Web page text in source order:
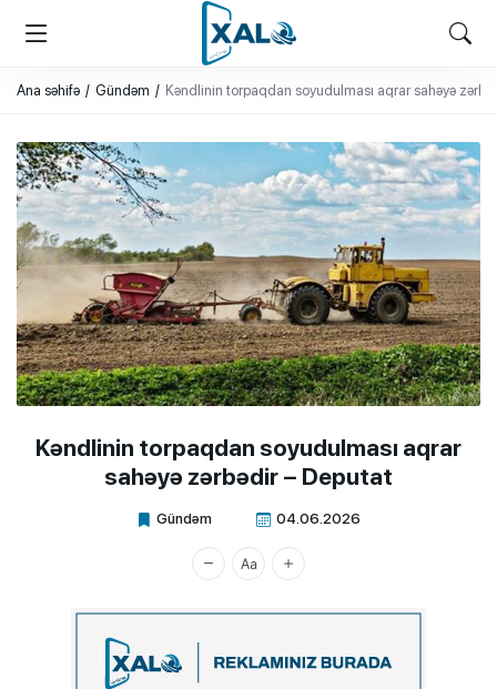
XALQ.ONLINE
ONLAYN PLATFORMA
Ana səhifə Gündəm Kəndlinin torpaqdan soyudulması aqrar sahəyə
Kəndlinin torpaqdan soyudulması aqrar
sahəyə zərbədir – Deputat
Gündəm 04.06.2026
Xalq.Online